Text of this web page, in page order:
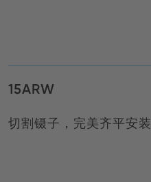
15ARW
切割镊子，完美齐平安装